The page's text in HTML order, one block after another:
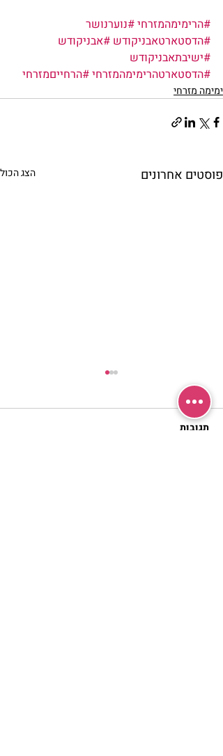
#הרימימהמזרחי#נוערנושר
#הדסטארטאבניקודש #אבניקודש
#ישיבתאבניקודש
#הדסטארטהרימימהמזרחי#הרחייםמזרחי
ימימה מזרחי
פוסטים אחרונים הצג הכול
תגובות